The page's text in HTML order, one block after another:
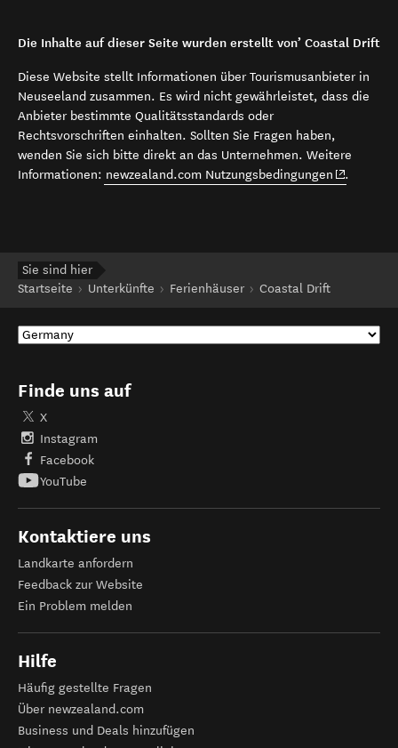
Die Inhalte auf dieser Seite wurden erstellt von’ Coastal Drift
Diese Website stellt Informationen über Tourismusanbieter in
Neuseeland zusammen. Es wird nicht gewährleistet, dass die
Anbieter bestimmte Qualitätsstandards oder
Rechtsvorschriften einhalten. Sollten Sie Fragen haben,
wenden Sie sich bitte direkt an das Unternehmen. Weitere
Informationen: newzealand.com Nutzungsbedingungen (opens in
.
Sie sind hier
Startseite
Unterkünfte Ferienhäuser Coastal Drift
Finde uns auf
X
Instagram
Facebook
YouTube
Kontaktiere uns
Landkarte anfordern
Feedback zur Website
Ein Problem melden
Hilfe
Häufig gestellte Fragen
Über newzealand.com
Business und Deals hinzufügen